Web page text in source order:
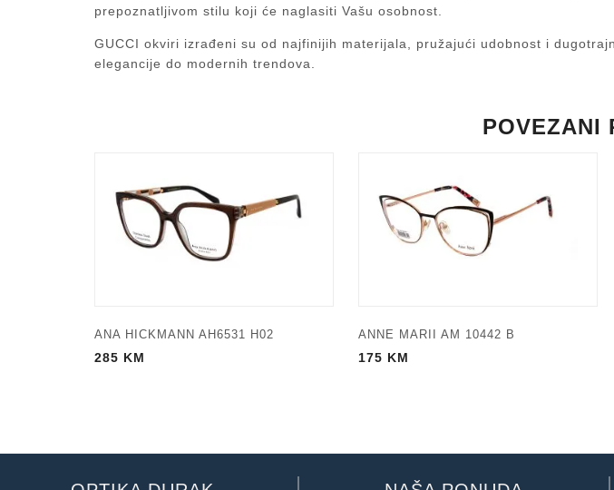
prepoznatljivom stilu koji će naglasiti Vašu osobnost.
GUCCI okviri izrađeni su od najfinijih materijala, pružajući udobnost i
elegancije do modernih trendova.
POVEZANI
ANA HICKMANN AH6531 H02
285 KM
ANNE MARII AM 10442 B
175 KM